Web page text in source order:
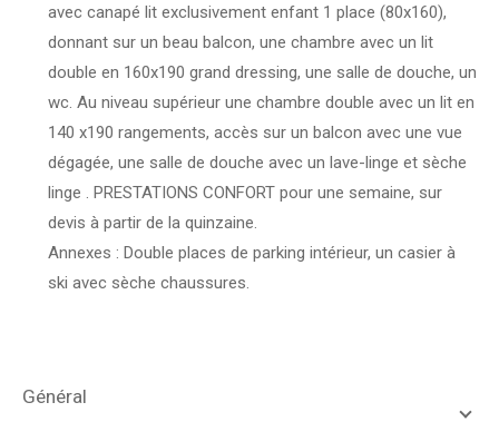
avec canapé lit exclusivement enfant 1 place (80x160),
donnant sur un beau balcon, une chambre avec un lit
double en 160x190 grand dressing, une salle de douche, un
wc. Au niveau supérieur une chambre double avec un lit en
140 x190 rangements, accès sur un balcon avec une vue
dégagée, une salle de douche avec un lave-linge et sèche
linge . PRESTATIONS CONFORT pour une semaine, sur
devis à partir de la quinzaine.
Annexes : Double places de parking intérieur, un casier à
ski avec sèche chaussures.
général